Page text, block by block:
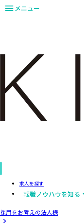
メニュー
求人を探す
転職ノウハウを知る
採用をお考えの法人様